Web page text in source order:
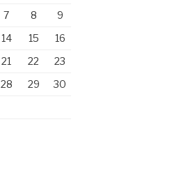
7 8
9
14 15
16
21 22
23
28 29
30